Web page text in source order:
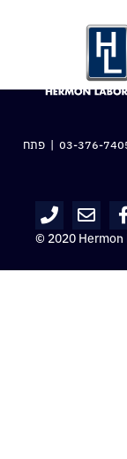
03-376- | פתח
© 2020 Hermon